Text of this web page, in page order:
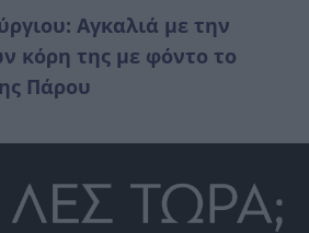
Αγκαλιά με την
κόρη της με φόντο το
Πάρου